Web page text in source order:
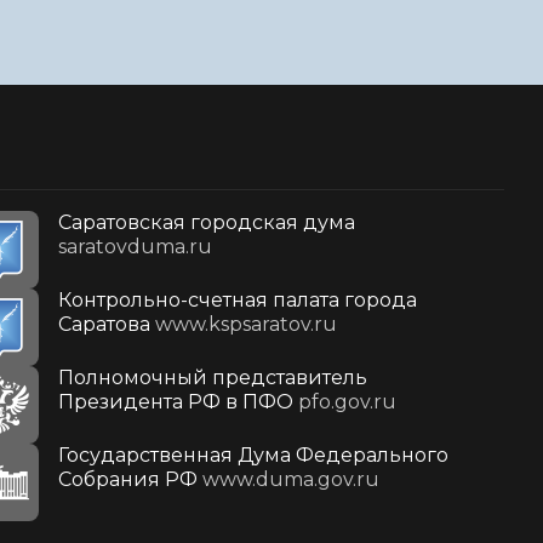
Саратовская городская дума
saratovduma.ru
Контрольно-счетная палата города
Саратова www.kspsaratov.ru
Полномочный представитель
Президента РФ в ПФО pfo.gov.ru
Государственная Дума Федерального
Собрания РФ www.duma.gov.ru